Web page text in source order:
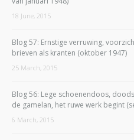
18 June, 2015
Blog 57: Ernstige verruwing,
brieven als kranten (oktober 1947)
25 March, 2015
Blog 56: Lege schoenendoos,
de gamelan, het ruwe werk begint
6 March, 2015